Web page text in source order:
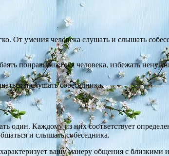
От умения человека слушать и слышать
понравившегося человека, избежать
и слушать собеседника.
один. Каждому из них соответствует
и слышать собеседника.
вашу манеру общения с